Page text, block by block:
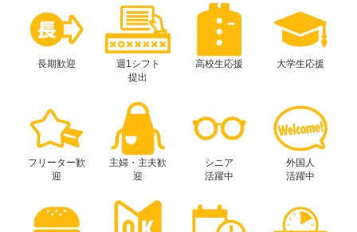
長期歓迎
週1シフト
提出
高校生応援 大学生応援
フリーター歓
迎
主婦・主夫歓
迎
シニア
活躍中
外国人
活躍中